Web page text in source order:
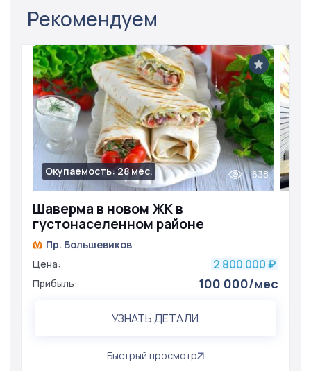
Рекомендуем
Шаверма в новом ЖК в
густонаселенном районе
Окупаемость: 28 мес. 638
Пр. Большевиков
Цена:
2 800 000 ₽
Прибыль: 100 000/мес
УЗНАТЬ ДЕТАЛИ
Быстрый просмотр